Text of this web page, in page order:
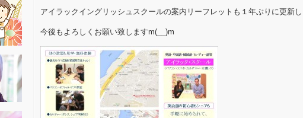
アイラックイングリッシュスクールの案内リーフレットも１年ぶりに更新し
今後もよろしくお願い致しますm(__)m